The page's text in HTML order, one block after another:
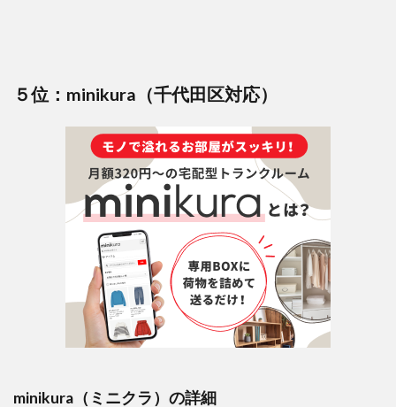
５位：minikura（千代田区対応）
minikura（ミニクラ）の詳細